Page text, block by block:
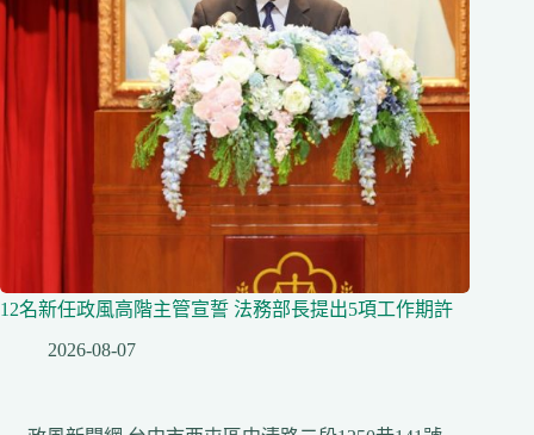
12名新任政風高階主管宣誓 法務部長提出5項工作期許
2026-08-07